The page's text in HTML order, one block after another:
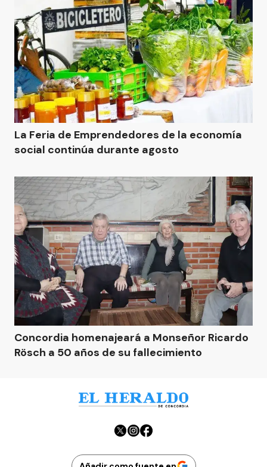
La Feria de Emprendedores de la economía
social continúa durante agosto
Concordia homenajeará a Monseñor Ricardo
Rösch a 50 años de su fallecimiento